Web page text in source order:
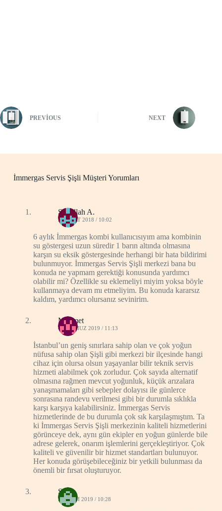
PREVIOUS NEXT
İmmergas Servis Şişli Müşteri Yorumları
Sadullah A.
23 MART 2018 / 10:02
6 aylık İmmergas kombi kullanıcısıyım ama kombinin
su göstergesi uzun süredir 1 barın altında olmasına
karşın su eksik göstergesinde herhangi bir hata bildirimi
bulunmuyor. İmmergas Servis Şişli merkezi bana bu
konuda ne yapmam gerektiği konusunda yardımcı
olabilir mi? Özellikle su eklemeliyi miyim yoksa böyle
kullanmaya devam mı etmeliyim. Bu konuda kararsız
kaldım, yardımcı olursanız sevinirim.
Mehmet
4 TEMMUZ 2019 / 11:13
İstanbul’un geniş sınırlara sahip olan ve çok yoğun
nüfusa sahip olan Şişli gibi merkezi bir ilçesinde hangi
cihaz için olursa olsun yaşayanlar bilir teknik servis
hizmeti alabilmek çok zorludur. Çok sayıda alternatif
olmasına rağmen mevcut yoğunluk, küçük arızalara
yanaşmamaları gibi sebepler dolayısı ile günlerce
sonrasına randevu verilmesi gibi bir durumla sıklıkla
karşı karşıya kalabilirsiniz. İmmergas Servis
hizmetlerinde de bu durumla çok sık karşılaşmıştım. Ta
ki İmmergas Servis Şişli merkezinin kaliteli hizmetlerini
görünceye dek, aynı gün ekipler en yoğun günlerde bile
adrese gelerek, onarım işlemlerini gerçekleştiriyor. Çok
kaliteli ve güvenilir bir hizmet standartları bulunuyor.
Her konuda görüşebileceğiniz bir yetkili bulunması da
önemli bir fırsat oluşturuyor.
Sinan
23 EKIM 2019 / 10:28